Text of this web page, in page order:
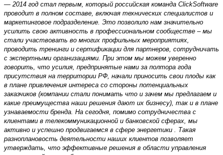
— 2014 год стал первым, который российская команда ClickSoftware
проводит в полном составе, включая технических специалистов и
маркетинговое подразделение. Это позволило нам значительно
усилить свою активность в профессиональном сообществе – мы
стали участвовать во многих профильных мероприятиях,
проводить тренинги и сертификации для партнеров, сотрудничать
с экспертными организациями. При этом мы можем уверенно
говорить, что усилия, предпринятые нами за полтора года
присутствия на территории РФ, начали приносить свои плоды как
в плане привлечения интереса со стороны потенциальных
заказчиков (компании стали понимать что и зачем мы предлагаем и
какие преимущества наши решения дают их бизнесу), так и в плане
узнаваемости бренда. На сегодня, помимо сотрудничества с
клиентами в телекоммуникационной и банковской сферах, мы
активно и успешно продвигаемся в сфере энергетики . Такая
разноплановость деятельности наших клиентов позволяет
утверждать, что эффективные решения в области управления